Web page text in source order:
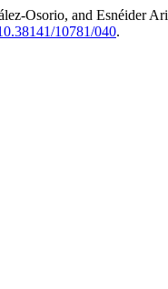
Osorio, and Esnéider
10781/040.